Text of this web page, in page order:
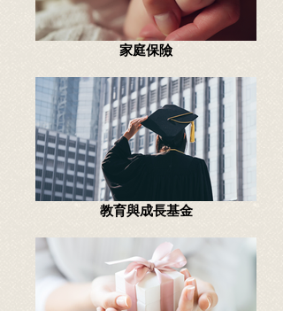
家庭保險
教育與成長基金